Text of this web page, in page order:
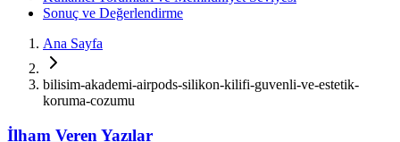
Sonuç ve Değerlendirme
Ana Sayfa
bilisim-akademi-airpods-silikon-kilifi-guvenli-ve-estetik-
koruma-cozumu
İlham Veren Yazılar